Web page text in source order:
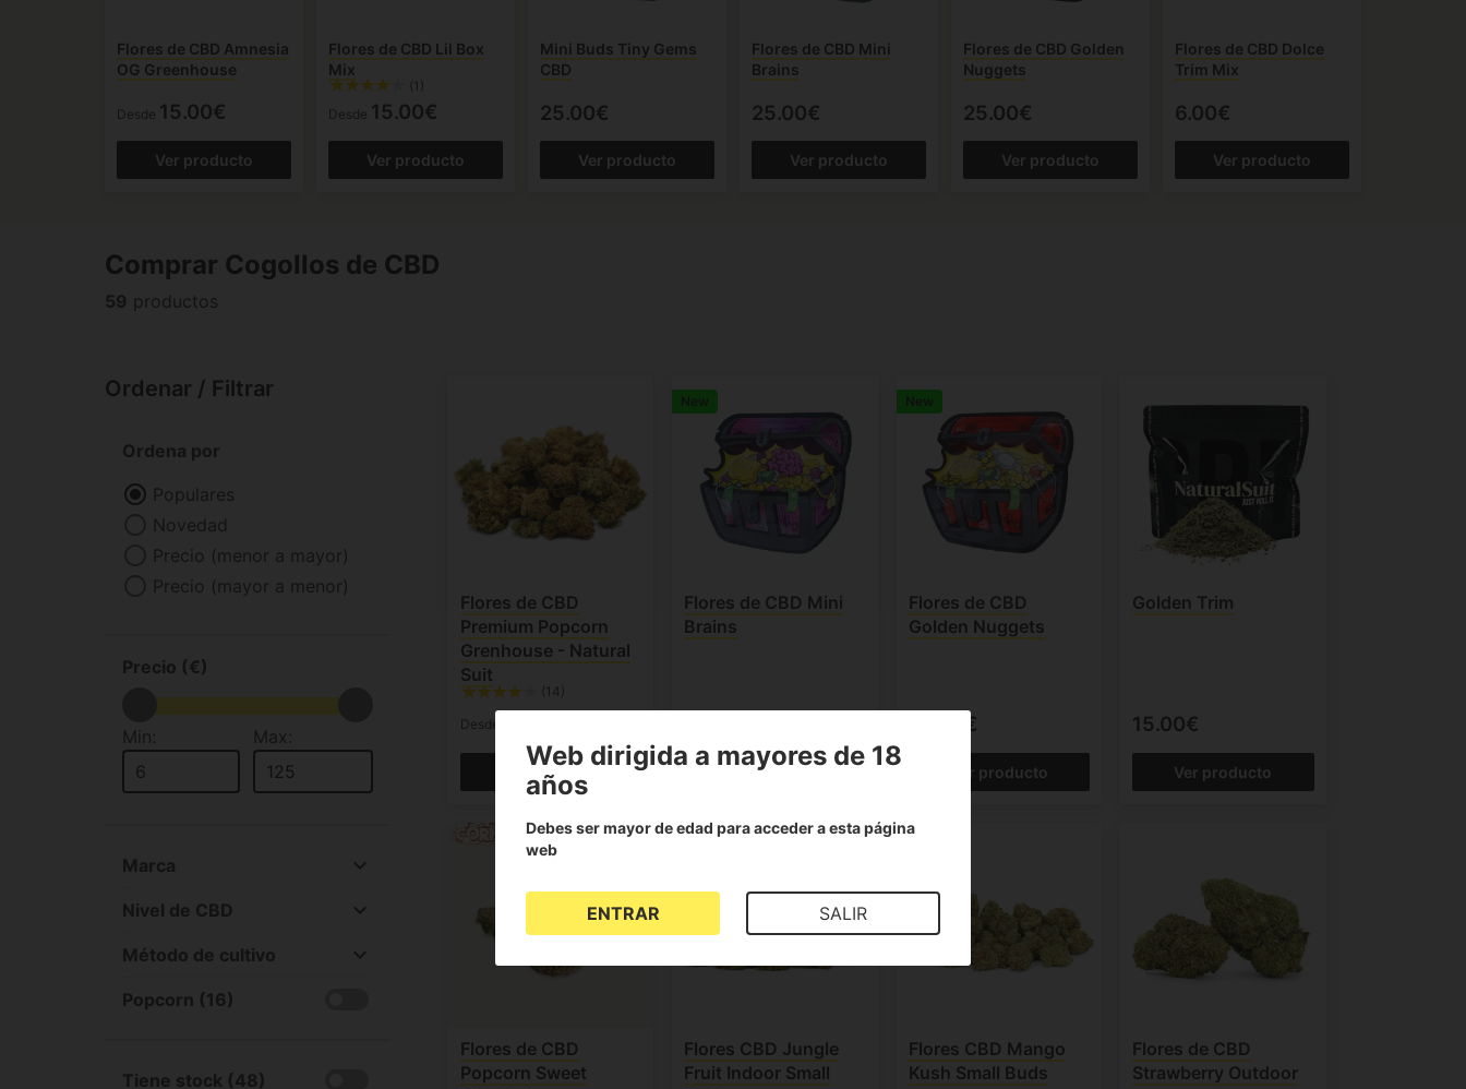
Flores de CBD Amnesia
OG Greenhouse
Desde 15.00€
Ver producto
Flores de CBD Lil Box
Mix
(1)
Desde 15.00€
Ver producto
Mini Buds Tiny Gems
CBD
25.00€
Ver producto
Flores de CBD Mini
Brains
25.00€
Ver producto
Flores de CBD Golden
Nuggets
25.00€
Ver producto
Flores de CBD Dolce
Trim Mix
6.00€
Ver producto
Comprar Cogollos de CBD
59 productos
Ordenar / Filtrar
Ordena por
Populares
Novedad
Precio (menor a mayor)
Precio (mayor a menor)
Precio (€)
Min: Max:
Marca
All
Deli Hemp (7)
Natural Suit CBD (17)
Xuxes CBD (16)
Nivel de CBD
Alto (15-25%) (3)
Medio (1-15%) (14)
Método de cultivo
Outdoor (4)
Invernadero (32)
Popcorn (16)
Tiene stock (48)
Flores de CBD
Premium Popcorn
Grenhouse - Natural
Suit
(14)
Desde
Ver producto
New
Flores de CBD Mini
Brains
Ver producto
New
Flores de CBD
Golden Nuggets
25.00€
Ver producto
Golden Trim
15.00€
Ver producto
Flores de CBD
Popcorn Sweet
Flores CBD Jungle
Fruit Indoor Small
Flores CBD Mango
Kush Small Buds
Flores de CBD
Strawberry Outdoor
Web dirigida a mayores de 18
años
Debes ser mayor de edad para acceder a esta página
web
ENTRAR SALIR